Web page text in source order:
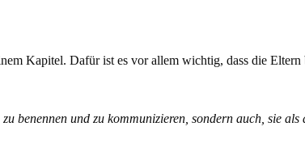
Kapitel. Dafür ist es vor allem wichtig, dass die Eltern
benennen und zu kommunizieren, sondern auch, sie als